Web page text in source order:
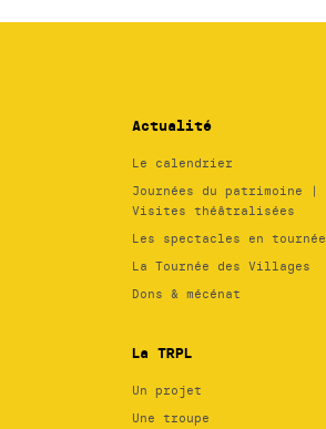
Actualité
Le calendrier
Journées du patrimoine |
Visites théâtralisées
Les spectacles en tournée
La Tournée des Villages
Dons & mécénat
La TRPL
Un projet
Une troupe